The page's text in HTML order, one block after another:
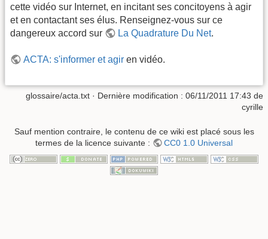
cette vidéo sur Internet, en incitant ses concitoyens à agir
et en contactant ses élus. Renseignez-vous sur ce
dangereux accord sur
La Quadrature Du Net.
ACTA: s'informer et agir en vidéo.
glossaire/acta.txt · Dernière modification : 06/11/2011 17:43 de
cyrille
Sauf mention contraire, le contenu de ce wiki est placé sous les
termes de la licence suivante :
CC0 1.0 Universal